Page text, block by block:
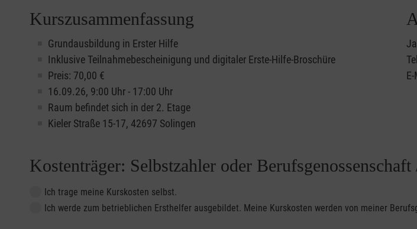
Kurszusammenfassung
Grundausbildung in Erster Hilfe
Inklusive Teilnahmebescheinigung und digitaler Erste-Hilfe-Broschüre
Preis: 70,00 €
16.09.26, 9:00 Uhr - 17:00 Uhr
Raum befindet sich in der 2. Etage
Kieler Straße 15-17, 42697 Solingen
Kostenträger: Selbstzahler oder
Ich trage meine Kurskosten selbst.
Ich werde zum betrieblichen Ersthelfer ausgebildet. Meine Kurskosten werden von meiner